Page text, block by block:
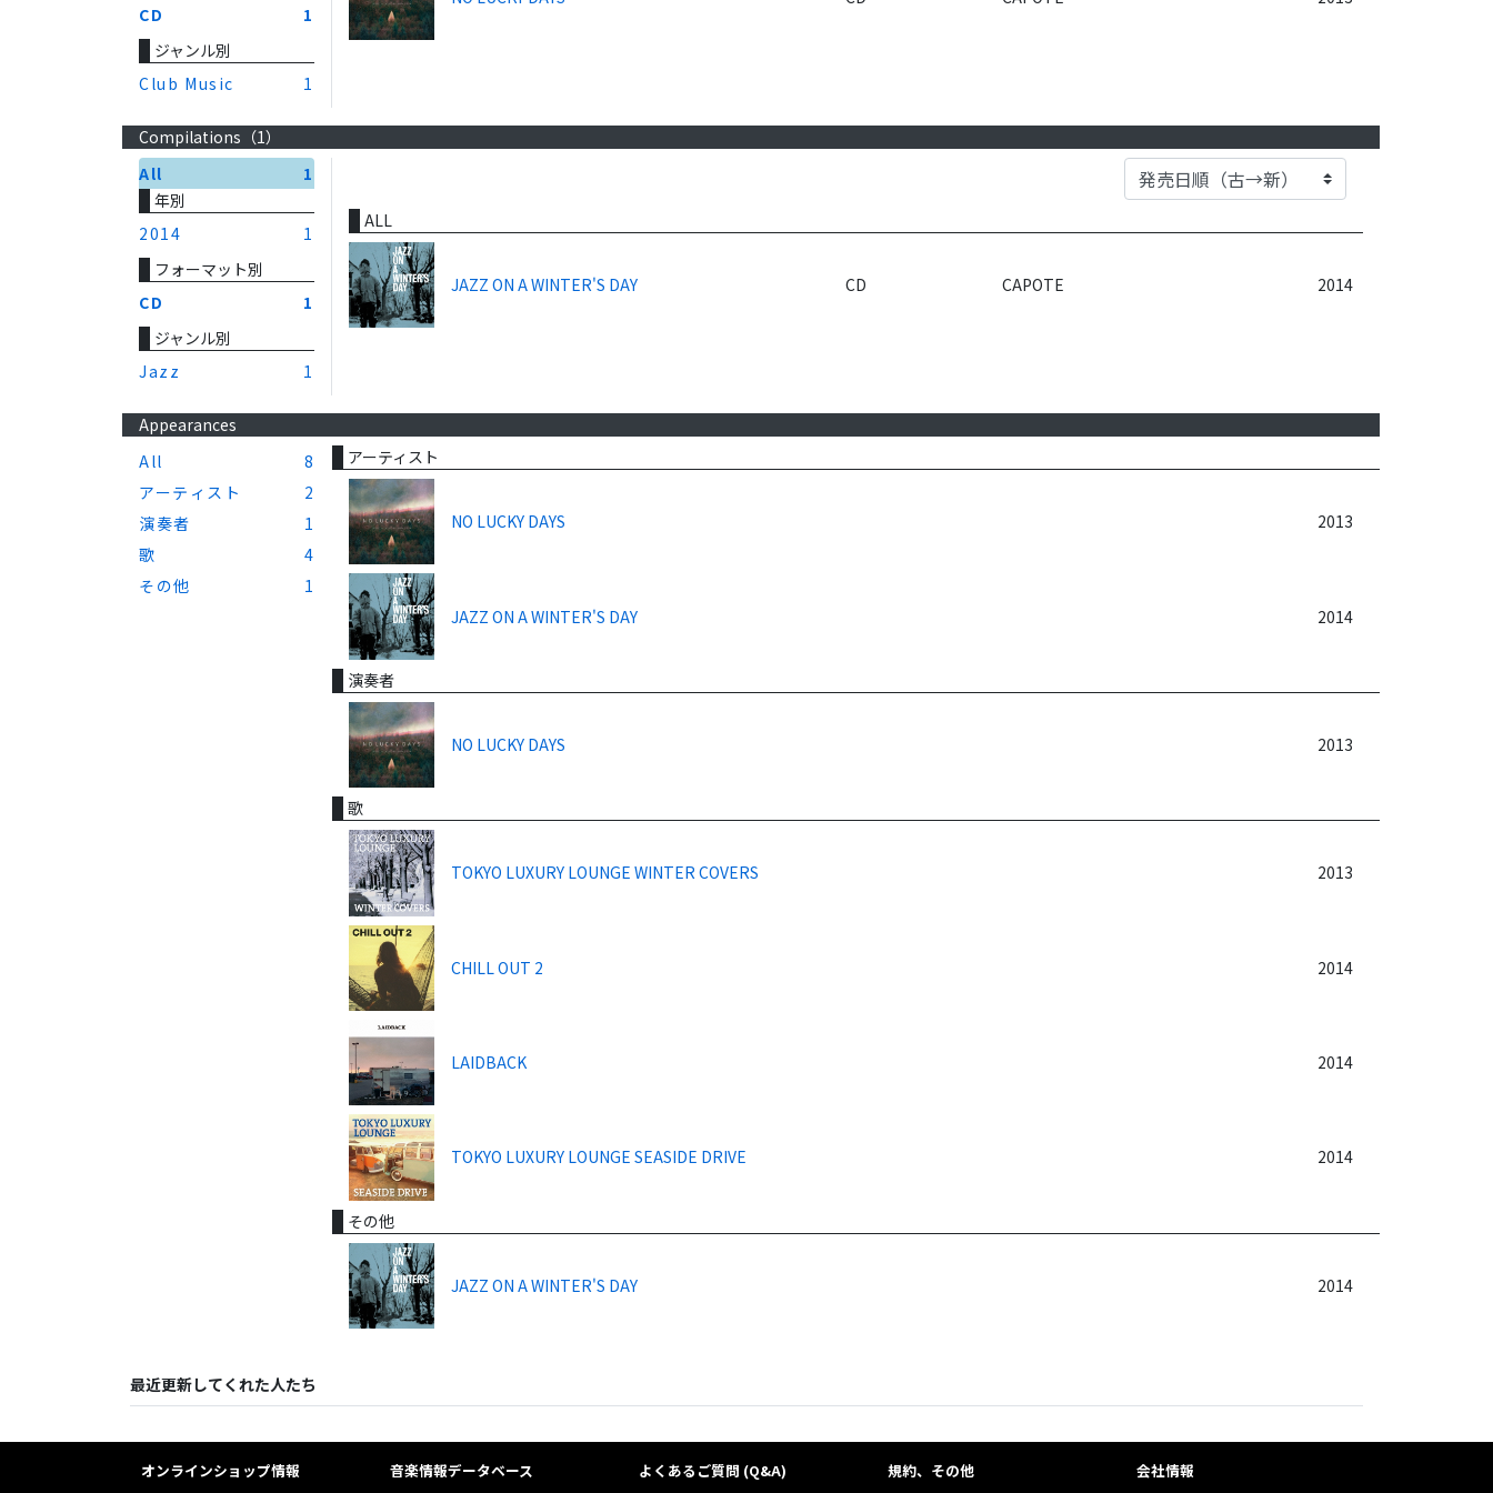
CD
1
ジャンル別
Club Music
1
Compilations（1）
All
1
年別
2014
1
フォーマット別
CD
1
ジャンル別
Jazz
1
ALL
JAZZ ON A WINTER'S DAY CD CAPOTE 2014
Appearances
All
8
アーティスト
2
演奏者
1
歌
4
その他
1
アーティスト
NO LUCKY DAYS 2013
JAZZ ON A WINTER'S DAY 2014
演奏者
NO LUCKY DAYS 2013
歌
TOKYO LUXURY LOUNGE WINTER COVERS 2013
CHILL OUT 2 2014
LAIDBACK 2014
TOKYO LUXURY LOUNGE SEASIDE DRIVE 2014
その他
JAZZ ON A WINTER'S DAY 2014
最近更新してくれた人たち
オンラインショップ情報 音楽情報データベース よくあるご質問 (Q&A) 規約、その他 会社情報